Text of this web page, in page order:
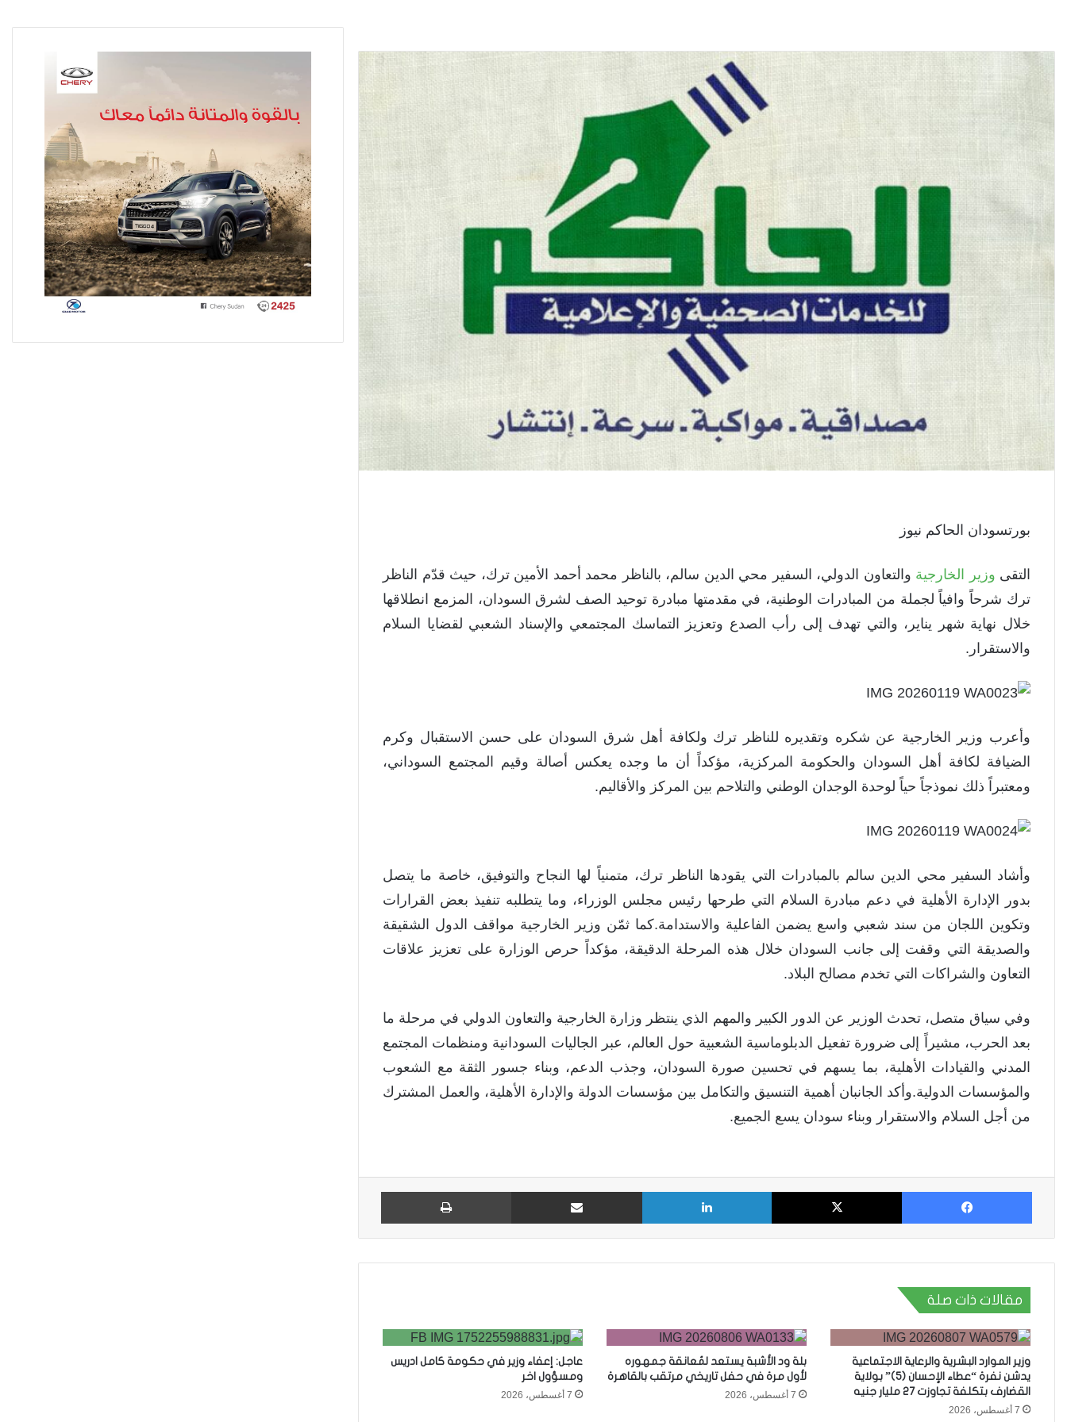
بورتسودان الحاكم نيوز
التقى وزير الخارجية والتعاون الدولي، السفير محي الدين سالم، بالناظر محمد أحمد الأمين ترك، حيث قدّم الناظر
ترك شرحاً وافياً لجملة من المبادرات الوطنية، في مقدمتها مبادرة توحيد الصف لشرق السودان، المزمع انطلاقها
خلال نهاية شهر يناير، والتي تهدف إلى رأب الصدع وتعزيز التماسك المجتمعي والإسناد الشعبي لقضايا السلام
والاستقرار.
وأعرب وزير الخارجية عن شكره وتقديره للناظر ترك ولكافة أهل شرق السودان على حسن الاستقبال وكرم
الضيافة لكافة أهل السودان والحكومة المركزية، مؤكداً أن ما وجده يعكس أصالة وقيم المجتمع السوداني،
ومعتبراً ذلك نموذجاً حياً لوحدة الوجدان الوطني والتلاحم بين المركز والأقاليم.
وأشاد السفير محي الدين سالم بالمبادرات التي يقودها الناظر ترك، متمنياً لها النجاح والتوفيق، خاصة ما يتصل
بدور الإدارة الأهلية في دعم مبادرة السلام التي طرحها رئيس مجلس الوزراء، وما يتطلبه تنفيذ بعض القرارات
وتكوين اللجان من سند شعبي واسع يضمن الفاعلية والاستدامة.كما ثمّن وزير الخارجية مواقف الدول الشقيقة
والصديقة التي وقفت إلى جانب السودان خلال هذه المرحلة الدقيقة، مؤكداً حرص الوزارة على تعزيز علاقات
التعاون والشراكات التي تخدم مصالح البلاد.
وفي سياق متصل، تحدث الوزير عن الدور الكبير والمهم الذي ينتظر وزارة الخارجية والتعاون الدولي في مرحلة ما
بعد الحرب، مشيراً إلى ضرورة تفعيل الدبلوماسية الشعبية حول العالم، عبر الجاليات السودانية ومنظمات المجتمع
المدني والقيادات الأهلية، بما يسهم في تحسين صورة السودان، وجذب الدعم، وبناء جسور الثقة مع الشعوب
والمؤسسات الدولية.وأكد الجانبان أهمية التنسيق والتكامل بين مؤسسات الدولة والإدارة الأهلية، والعمل المشترك
من أجل السلام والاستقرار وبناء سودان يسع الجميع.
فيسبوك X لينكدإن مشاركة عبر البريد طباعة
مقالات ذات صلة
وزير الموارد البشرية والرعاية الاجتماعية
يدشن نفرة “عطاء الإحسان (5)” بولاية
القضارف بتكلفة تجاوزت 27 مليار جنيه
7 أغسطس، 2026
بلة ود الأشبة يستعد لمُعانقة جمهوره
لأول مرة في حفل تاريخي مرتقب بالقاهرة
7 أغسطس، 2026
عاجل: إعفاء وزير في حكومة كامل ادريس
ومسؤول اخر
7 أغسطس، 2026